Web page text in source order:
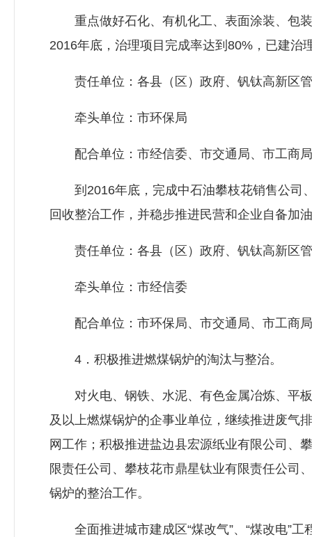
重点做好石化、有机化工、表面涂装、包装
2016年底，治理项目完成率达到80%，已建治
责任单位：各县（区）政府、钒钛高新区管
牵头单位：市环保局
配合单位：市经信委、市交通局、市工商局
到2016年底，完成中石油攀枝花销售公司
回收整治工作，并稳步推进民营和企业自备加
责任单位：各县（区）政府、钒钛高新区管
牵头单位：市经信委
配合单位：市环保局、市交通局、市工商局
4．积极推进燃煤锅炉的淘汰与整治。
对火电、钢铁、水泥、有色金属冶炼、平板
及以上燃煤锅炉的企事业单位，继续推进废气
网工作；积极推进盐边县宏源纸业有限公司、
限责任公司、攀枝花市鼎星钛业有限责任公司
锅炉的整治工作。
全面推进城市建成区“煤改气”、“煤改电”工